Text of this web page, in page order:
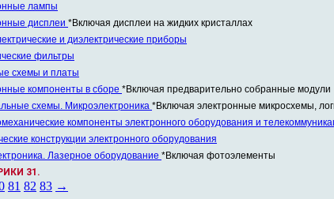
лампы
дисплеи *Включая дисплеи на жидких кристаллах
и диэлектрические приборы
фильтры
схемы и платы
компоненты в сборе *Включая предварительно собранные модули
схемы. Микроэлектроника *Включая электронные микросхемы,
компоненты электронного оборудования и
конструкции электронного оборудования
Лазерное оборудование *Включая фотоэлементы
31.
81 82 83 →